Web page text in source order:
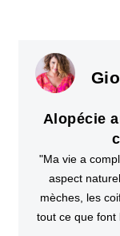
"J’avais
Aujourd’hui,
prothèse est
une nouvelle